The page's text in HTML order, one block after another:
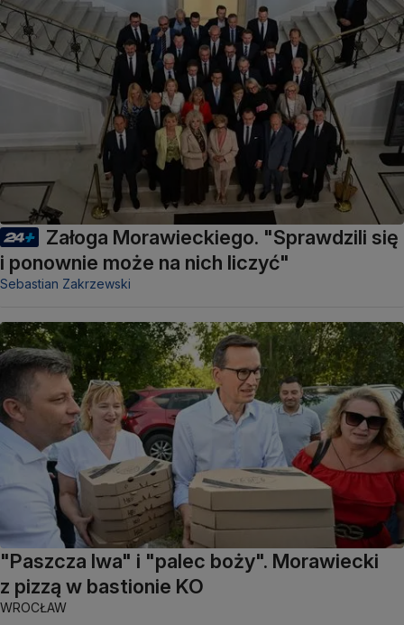
Załoga Morawieckiego. "Sprawdzili się
i ponownie może na nich liczyć"
Sebastian Zakrzewski
"Paszcza lwa" i "palec boży". Morawiecki
z pizzą w bastionie KO
WROCŁAW